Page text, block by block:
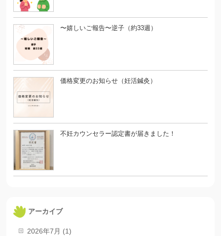
〜嬉しいご報告〜逆子（約33週）
価格変更のお知らせ（妊活鍼灸）
不妊カウンセラー認定書が届きました！
アーカイブ
2026年7月 (1)